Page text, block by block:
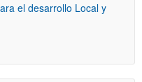
el desarrollo Local y